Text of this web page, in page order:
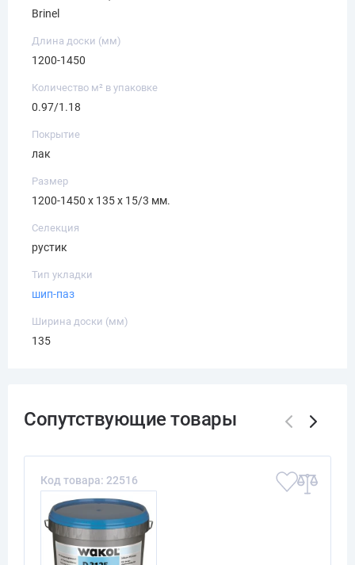
Brinel
Длина доски (мм)
1200-1450
Количество м² в упаковке
0.97/1.18
Покрытие
лак
Размер
1200-1450 х 135 х 15/3 мм.
Селекция
рустик
Тип укладки
шип-паз
Ширина доски (мм)
135
Код товара: 22516